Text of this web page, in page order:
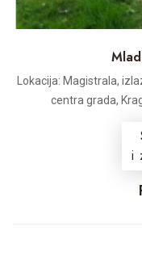
Lokacija: Magistrala,
centra grada,
i